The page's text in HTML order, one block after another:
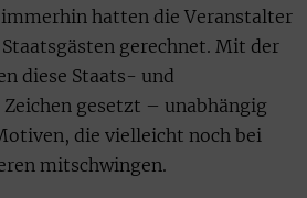
hatten die Veranstalter
gerechnet. Mit der
diese Staats- und
Zeichen gesetzt – unabhängig
die vielleicht noch bei
mitschwingen.